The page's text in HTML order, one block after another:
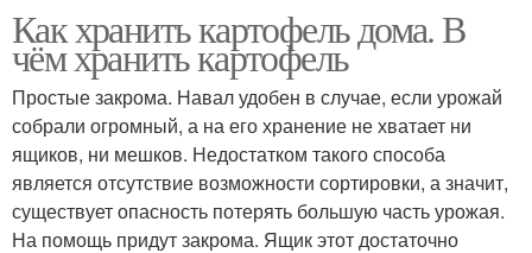
Как хранить картофель дома. В
чём хранить картофель
Простые закрома. Навал удобен в случае, если урожай
собрали огромный, а на его хранение не хватает ни
ящиков, ни мешков. Недостатком такого способа
является отсутствие возможности сортировки, а значит,
существует опасность потерять большую часть урожая.
На помощь придут закрома. Ящик этот достаточно